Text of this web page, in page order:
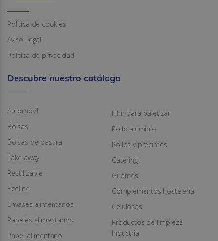
Política de cookies
Aviso Legal
Política de privacidad
Descubre nuestro catálogo
Automóvil
Bolsas
Bolsas de basura
Take away
Reutilizable
Ecoline
Envases alimentarios
Papeles alimentarios
Papel alimentario
Film para paletizar
Rollo aluminio
Rollos y precintos
Catering
Guantes
Complementos hostelería
Celulosas
Productos de limpieza
Industrial